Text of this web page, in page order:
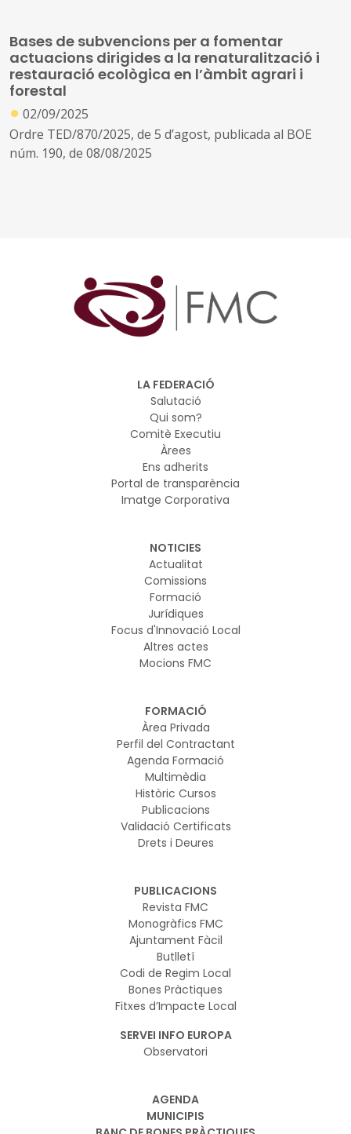
Bases de subvencions per a fomentar
actuacions dirigides a la renaturalització i
restauració ecològica en l’àmbit agrari i
forestal
● 02/09/2025
Ordre TED/870/2025, de 5 d’agost, publicada al BOE
núm. 190, de 08/08/2025
LA FEDERACIÓ
Salutació
Qui som?
Comitè Executiu
Àrees
Ens adherits
Portal de transparència
Imatge Corporativa
NOTICIES
Actualitat
Comissions
Formació
Jurídiques
Focus d'Innovació Local
Altres actes
Mocions FMC
FORMACIÓ
Àrea Privada
Perfil del Contractant
Agenda Formació
Multimèdia
Històric Cursos
Publicacions
Validació Certificats
Drets i Deures
PUBLICACIONS
Revista FMC
Monogràfics FMC
Ajuntament Fàcil
Butlletí
Codi de Regim Local
Bones Pràctiques
Fitxes d’Impacte Local
SERVEI INFO EUROPA
Observatori
AGENDA
MUNICIPIS